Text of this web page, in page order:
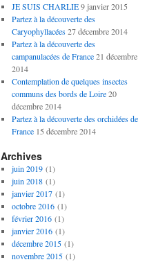
JE SUIS CHARLIE 9 janvier 2015
Partez à la découverte des
Caryophyllacées 27 décembre 2014
Partez à la découverte des
campanulacées de France 21 décembre
2014
Contemplation de quelques insectes
communs des bords de Loire 20
décembre 2014
Partez à la découverte des orchidées de
France 15 décembre 2014
Archives
juin 2019(1)
juin 2018(1)
janvier 2017(1)
octobre 2016(1)
février 2016(1)
janvier 2016(1)
décembre 2015(1)
novembre 2015(1)